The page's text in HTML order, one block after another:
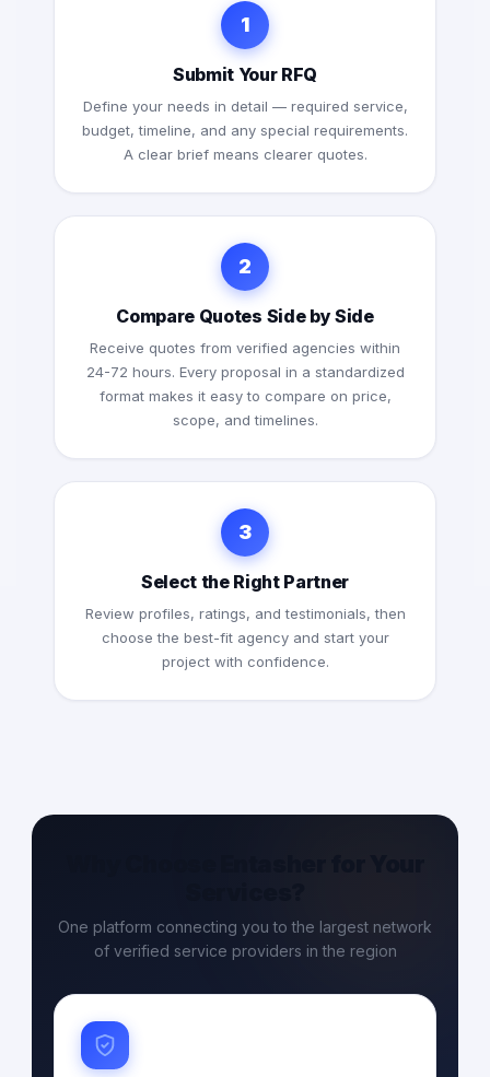
1
Submit Your RFQ
Define your needs in detail — required service,
budget, timeline, and any special requirements.
A clear brief means clearer quotes.
2
Compare Quotes Side by Side
Receive quotes from verified agencies within
24-72 hours. Every proposal in a standardized
format makes it easy to compare on price,
scope, and timelines.
3
Select the Right Partner
Review profiles, ratings, and testimonials, then
choose the best-fit agency and start your
project with confidence.
One platform connecting you to the largest network
of verified service providers in the region